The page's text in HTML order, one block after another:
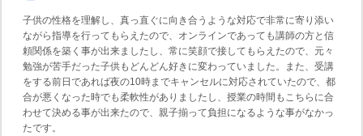
子供の性格を理解し、真っ直ぐに向き合うような対応で非常に寄り添い
ながら指導を行ってもらえたので、オンラインであっても講師の方と信
頼関係を築く事が出来ましたし、常に笑顔で接してもらえたので、元々
勉強が苦手だった子供もどんどん好きに変わっていました。また、受講
をする前日であれば夜の10時までキャンセルに対応されていたので、都
合が悪くなった時でも柔軟性がありましたし、授業の時間もこちらに合
わせて決める事が出来たので、親子揃って負担になるような事がなかっ
たです。